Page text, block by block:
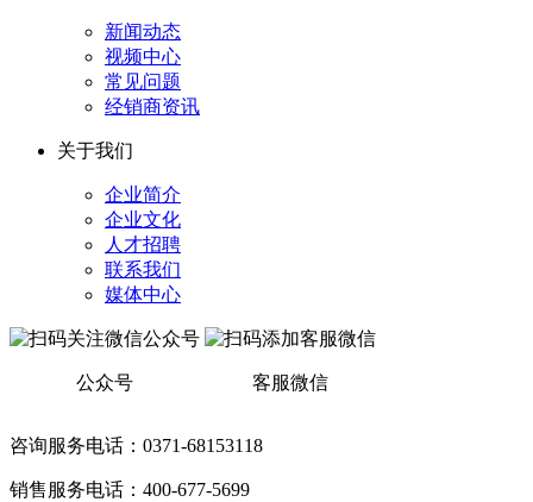
新闻动态
视频中心
常见问题
经销商资讯
关于我们
企业简介
企业文化
人才招聘
联系我们
媒体中心
公众号 客服微信
咨询服务电话：0371-68153118
销售服务电话：400-677-5699